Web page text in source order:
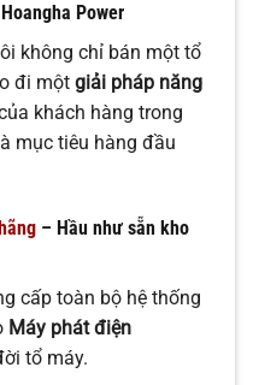
Power
không chỉ bán một tổ
đi một giải pháp năng
khách hàng trong
mục tiêu hàng đầu
– Hầu như sẵn kho
cấp toàn bộ hệ thống
Máy phát điện
tổ máy.